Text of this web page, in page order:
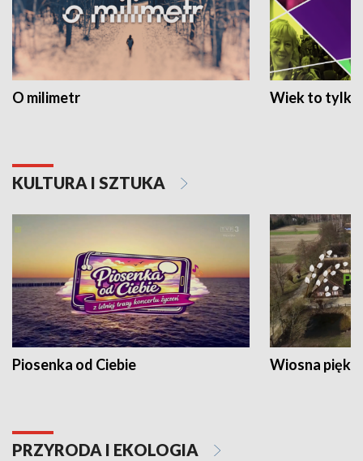
O milimetr Wiek to tylko
KULTURA I SZTUKA
Piosenka od Ciebie Wiosna
PRZYRODA I EKOLOGIA